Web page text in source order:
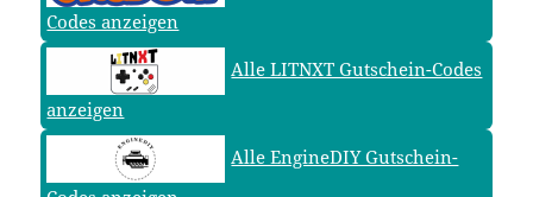
Codes anzeigen
Alle LITNXT Gutschein-Codes
anzeigen
Alle EngineDIY Gutschein-